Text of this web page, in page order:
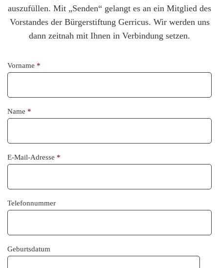
auszufüllen. Mit „Senden“ gelangt es an ein Mitglied des
Vorstandes der Bürgerstiftung Gerricus. Wir werden uns
dann zeitnah mit Ihnen in Verbindung setzen.
Vorname *
Name *
E-Mail-Adresse *
Telefonnummer
Geburtsdatum